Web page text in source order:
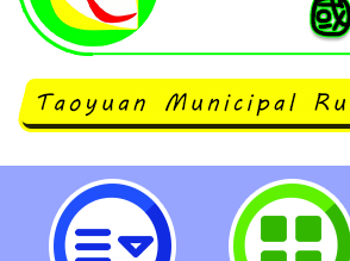
neilrpjhstyc網站設